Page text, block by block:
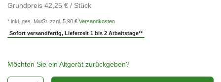
Grundpreis 42,25 € / Stück
* inkl. ges. MwSt. zzgl. 5,90 € Versandkosten
Sofort versandfertig, Lieferzeit 1 bis 2 Arbeitstage**
Möchten Sie ein Altgerät zurückgeben?